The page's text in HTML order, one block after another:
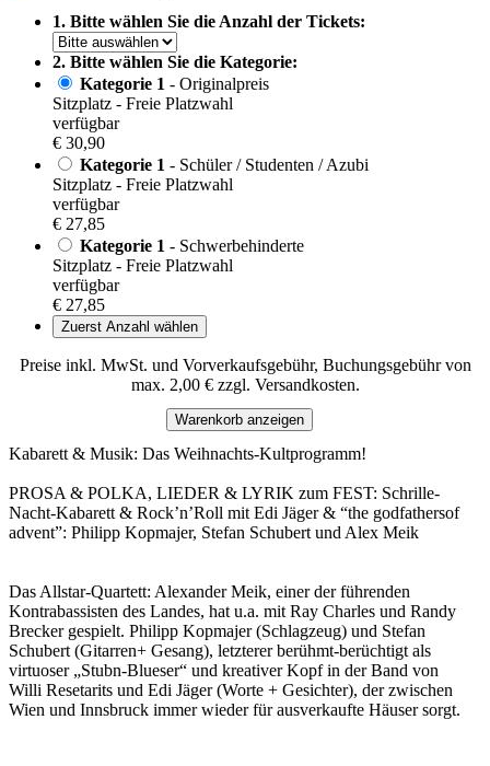
1. Bitte wählen Sie die Anzahl der Tickets:
2. Bitte wählen Sie die Kategorie:
Kategorie 1 - Originalpreis
Sitzplatz - Freie Platzwahl
verfügbar
€ 30,90
Kategorie 1 - Schüler / Studenten / Azubi
Sitzplatz - Freie Platzwahl
verfügbar
€ 27,85
Kategorie 1 - Schwerbehinderte
Sitzplatz - Freie Platzwahl
verfügbar
€ 27,85
Zuerst Anzahl wählen
Preise inkl. MwSt. und Vorverkaufsgebühr, Buchungsgebühr von
max. 2,00 € zzgl. Versandkosten.
Warenkorb anzeigen
Kabarett & Musik: Das Weihnachts-Kultprogramm!
PROSA & POLKA, LIEDER & LYRIK zum FEST: Schrille-
Nacht-Kabarett & Rock’n’Roll mit Edi Jäger & “the godfathersof
advent”: Philipp Kopmajer, Stefan Schubert und Alex Meik
Das Allstar-Quartett: Alexander Meik, einer der führenden
Kontrabassisten des Landes, hat u.a. mit Ray Charles und Randy
Brecker gespielt. Philipp Kopmajer (Schlagzeug) und Stefan
Schubert (Gitarren+ Gesang), letzterer berühmt-berüchtigt als
virtuoser „Stubn-Blueser“ und kreativer Kopf in der Band von
Willi Resetarits und Edi Jäger (Worte + Gesichter), der zwischen
Wien und Innsbruck immer wieder für ausverkaufte Häuser sorgt.